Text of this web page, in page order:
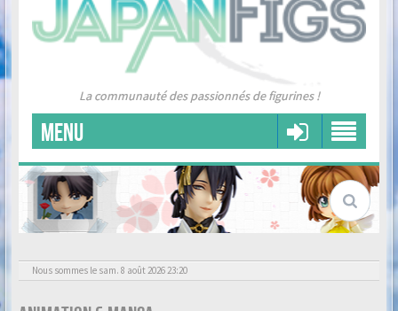
La communauté des passionnés de figurines !
MENU
Nous sommes le sam. 8 août 2026 23:20